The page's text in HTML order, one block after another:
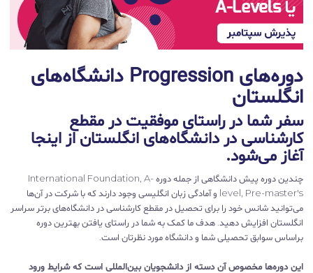
دوره‌های Progression دانشگاه‌های
انگلستان
سفر شما در راستای موفقیت در مقطع
کارشناسی در دانشگاه‌های انگلستان از اینجا
آغاز می‌شود.
چندین دوره پیش دانشگاهی از جمله دوره International Foundation, A-
level, Pre-master's و آمادگی زبان انگلیسی وجود دارند که با شرکت در آن‌ها
می‌توانید شانس خود را برای تحصیل در مقطع کارشناسی در دانشگاه‌های برتر سراسر
انگلستان افزایش دهید. هدف ما کمک به شما در راستای یافتن بهترین دوره
براساس سوابق تحصیلی شما و دانشگاه مورد نظرتان است.
این دوره‌ها مخصوص آن دسته از دانشجویان بین‌المللی است که شرایط ورود